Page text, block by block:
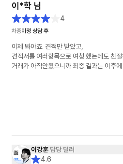
이*학 님
4
차종미정 상담 후
이제 봐야죠. 견적만 받았고,
견적서를 여러항목으로 여청 했는데도 친
거래가 아직안됬으니까 최종 결과는 이후
이강훈 담당 딜러
4.6